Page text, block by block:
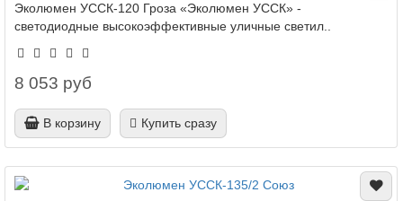
Эколюмен УССК-120 Гроза «Эколюмен УССК» -
светодиодные высокоэффективные уличные светил..
8 053 руб
В корзину Купить сразу